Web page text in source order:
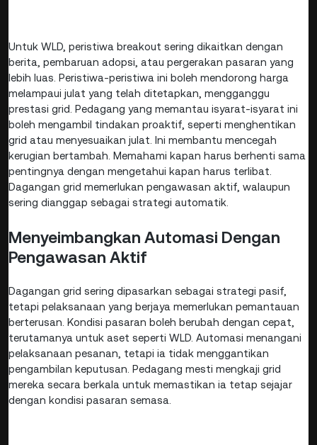
Untuk WLD, peristiwa breakout sering dikaitkan dengan
berita, pembaruan adopsi, atau pergerakan pasaran yang
lebih luas. Peristiwa-peristiwa ini boleh mendorong harga
melampaui julat yang telah ditetapkan, mengganggu
prestasi grid. Pedagang yang memantau isyarat-isyarat ini
boleh mengambil tindakan proaktif, seperti menghentikan
grid atau menyesuaikan julat. Ini membantu mencegah
kerugian bertambah. Memahami kapan harus berhenti sama
pentingnya dengan mengetahui kapan harus terlibat.
Dagangan grid memerlukan pengawasan aktif, walaupun
sering dianggap sebagai strategi automatik.
Menyeimbangkan Automasi Dengan
Pengawasan Aktif
Dagangan grid sering dipasarkan sebagai strategi pasif,
tetapi pelaksanaan yang berjaya memerlukan pemantauan
berterusan. Kondisi pasaran boleh berubah dengan cepat,
terutamanya untuk aset seperti WLD. Automasi menangani
pelaksanaan pesanan, tetapi ia tidak menggantikan
pengambilan keputusan. Pedagang mesti mengkaji grid
mereka secara berkala untuk memastikan ia tetap sejajar
dengan kondisi pasaran semasa.